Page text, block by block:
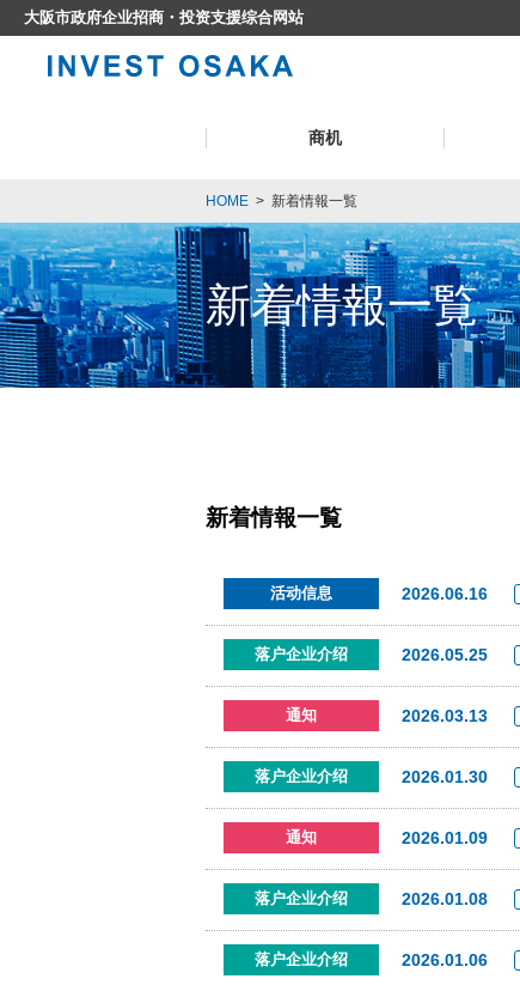
大阪市政府企业招商・投资支援综合网站
商机
HOME > 新着情報一覧
新着情報一覧
新着情報一覧
活动信息 2026.06.16
落户企业介绍 2026.05.25
通知 2026.03.13
落户企业介绍 2026.01.30
通知 2026.01.09
落户企业介绍 2026.01.08
落户企业介绍 2026.01.06